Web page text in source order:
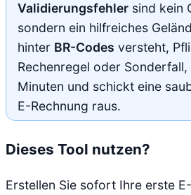
Validierungsfehler sind kein
sondern ein hilfreiches
hinter BR-Codes versteht,
Rechenregel oder
Minuten und schickt eine
E-Rechnung raus.
Dieses Tool nutzen?
Erstellen Sie sofort Ihre erste